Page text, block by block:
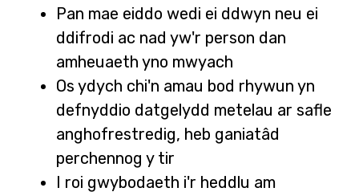
Pan mae eiddo wedi ei ddwyn neu ei
ddifrodi ac nad yw'r person dan
amheuaeth yno mwyach
Os ydych chi'n amau bod rhywun yn
defnyddio datgelydd metelau ar safle
anghofrestredig, heb ganiatâd
perchennog y tir
I roi gwybodaeth i'r heddlu am